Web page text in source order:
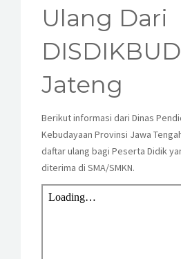
ALUMNI
Ulang Dari
Jateng
Berikut informasi dari Dinas
Kebudayaan Provinsi Jawa
daftar ulang bagi Peserta Didik
diterima di SMA/SMKN.